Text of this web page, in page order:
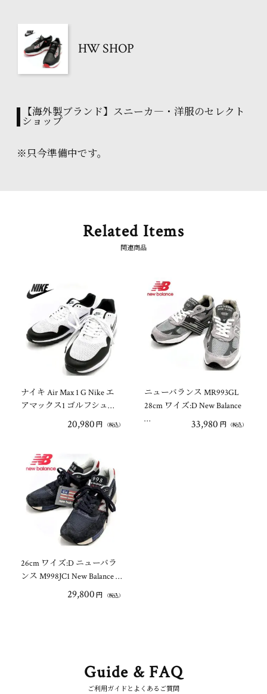
HW SHOP
【海外製ブランド】スニーカ―・洋服のセレクト
ショップ
※只今準備中です。
Related Items
関連商品
ナイキ Air Max 1 G Nike エ
アマックス1 ゴルフシュ…
20,980 円 （税込）
ニューバランス MR993GL
28cm ワイズ:D New Balance
…
33,980 円 （税込）
26cm ワイズ:D ニューバラ
ンス M998JC1 New Balance …
29,800 円 （税込）
Guide & FAQ
ご利用ガイドとよくあるご質問